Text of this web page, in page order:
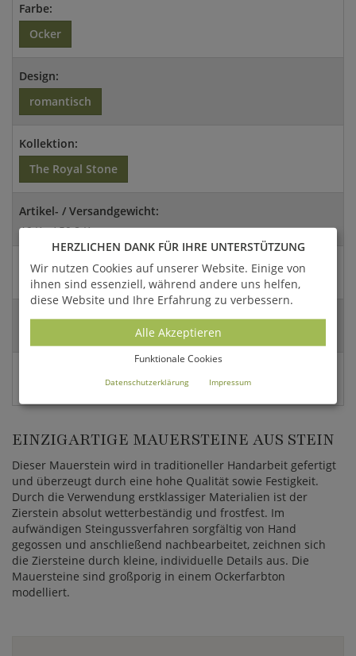
Farbe:
Ocker
Design:
romantisch
Kollektion:
The Royal Stone
Artikel- / Versandgewicht:
46 Kg / 59,8 Kg
Abmessungen:
30x78x10cm (HxBxT)
Versandart:
EINZIGARTIGE MAUERSTEINE AUS STEIN
Dieser Mauerstein wird in traditioneller Handarbeit gefertigt
und überzeugt durch eine hohe Qualität sowie Festigkeit.
Durch die Verwendung erstklassiger Materialien ist der
Zierstein absolut wetterbeständig und frostfest. Im
aufwändigen Steingussverfahren sorgfältig von Hand
gegossen und anschließend nachbearbeitet, zeichnen sich
die Ziersteine durch kleine, individuelle Details aus. Die
Mauersteine sind großporig in einem Ockerfarbton
modelliert.
HERZLICHEN DANK FÜR IHRE UNTERSTÜTZUNG
Wir nutzen Cookies auf unserer Website. Einige von
ihnen sind essenziell, während andere uns helfen,
diese Website und Ihre Erfahrung zu verbessern.
Alle Akzeptieren
Funktionale Cookies
Datenschutzerklärung Impressum